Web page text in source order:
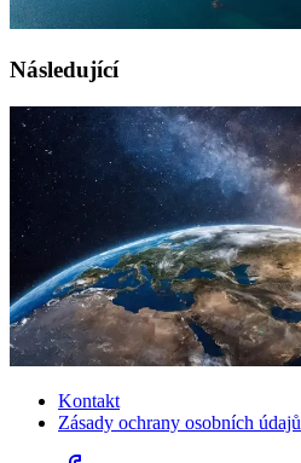
Následující
Kontakt
Zásady ochrany osobních údajů